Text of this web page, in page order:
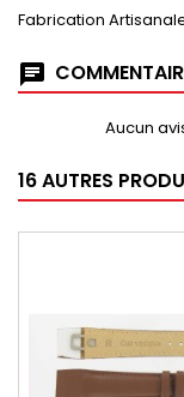
Fabrication
Aucun
16 AUTRES